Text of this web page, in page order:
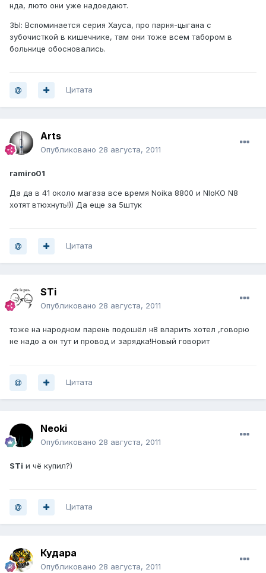
нда, люто они уже надоедают.
ЗЫ: Вспоминается серия Хауса, про парня-цыгана с
зубочисткой в кишечнике, там они тоже всем табором в
больнице обосновались.
Цитата
Arts
Опубликовано 28 августа, 2011
ramiro01
Да да в 41 около магаза все время Noika 8800 и NIoKO N8
хотят втюхнуть!)) Да еще за 5штук
Цитата
STi
Опубликовано 28 августа, 2011
тоже на народном парень подошёл н8 впарить хотел ,говорю
не надо а он тут и провод и зарядка!Новый говорит
Цитата
Neoki
Опубликовано 28 августа, 2011
STi и чё купил?)
Цитата
Кудара
Опубликовано 28 августа, 2011